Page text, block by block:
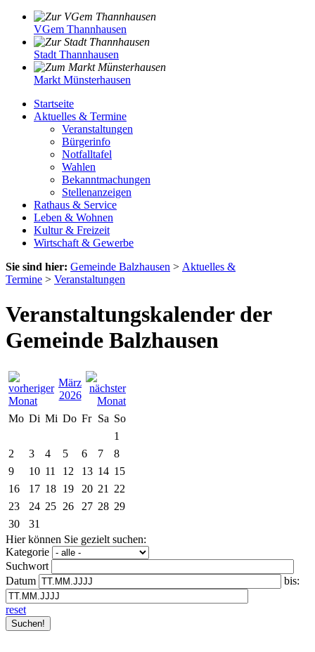
VGem Thannhausen
Stadt Thannhausen
Markt Münsterhausen
Startseite
Aktuelles & Termine
Veranstaltungen
Bürgerinfo
Notfalltafel
Wahlen
Bekanntmachungen
Stellenanzeigen
Rathaus & Service
Leben & Wohnen
Kultur & Freizeit
Wirtschaft & Gewerbe
Sie sind hier: Gemeinde Balzhausen > Aktuelles &
Termine > Veranstaltungen
Veranstaltungskalender der
Gemeinde Balzhausen
März
2026
Mo Di Mi Do Fr Sa So
1
2
3 4 5 6 7
8
9
10 11 12 13 14 15
16
17 18 19 20 21
22
23
24 25 26 27 28 29
30
31
Hier können Sie gezielt suchen:
Kategorie
Suchwort
Datum
bis:
reset